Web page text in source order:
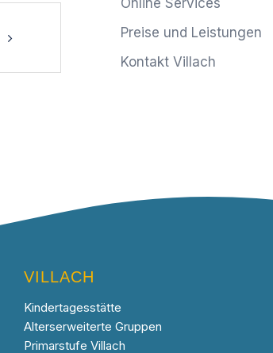
Online Services
Preise und Leistungen
Kontakt Villach
VILLACH
Kindertagesstätte
Alterserweiterte Gruppen
Primarstufe Villach